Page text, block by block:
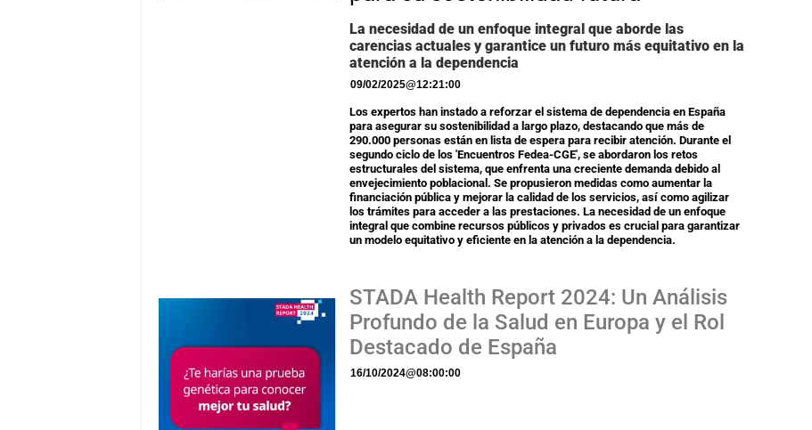
La necesidad de un enfoque integral que aborde las
carencias actuales y garantice un futuro más equitativo en la
atención a la dependencia
09/02/2025@12:21:00
Los expertos han instado a reforzar el sistema de dependencia en España
para asegurar su sostenibilidad a largo plazo, destacando que más de
290.000 personas están en lista de espera para recibir atención. Durante el
segundo ciclo de los 'Encuentros Fedea-CGE', se abordaron los retos
estructurales del sistema, que enfrenta una creciente demanda debido al
envejecimiento poblacional. Se propusieron medidas como aumentar la
financiación pública y mejorar la calidad de los servicios, así como agilizar
los trámites para acceder a las prestaciones. La necesidad de un enfoque
integral que combine recursos públicos y privados es crucial para garantizar
un modelo equitativo y eficiente en la atención a la dependencia.
STADA Health Report 2024: Un Análisis
Profundo de la Salud en Europa y el Rol
Destacado de España
16/10/2024@08:00:00